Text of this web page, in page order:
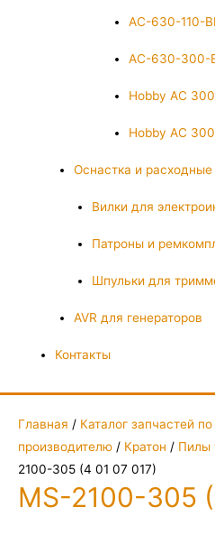
AC-630-110-
AC-630-300-
Hobby AC
Hobby AC
Оснастка и
Вилки для
Патроны и
Шпульки для
AVR для генераторов
Контакты
Главная / Каталог запчастей по
производителю / Кратон / Пилы
2100-305 (4 01 07 017)
MS-2100-305